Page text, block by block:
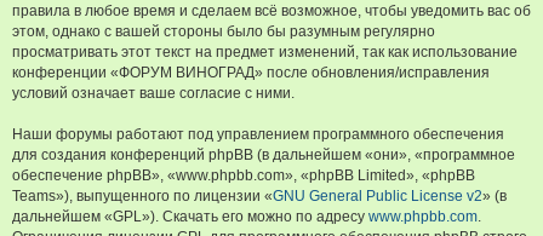
правила в любое время и сделаем всё возможное, чтобы уведомить вас об
этом, однако с вашей стороны было бы разумным регулярно
просматривать этот текст на предмет изменений, так как использование
конференции «ФОРУМ ВИНОГРАД» после обновления/исправления
условий означает ваше согласие с ними.
Наши форумы работают под управлением программного обеспечения
для создания конференций phpBB (в дальнейшем «они», «программное
обеспечение phpBB», «www.phpbb.com», «phpBB Limited», «phpBB
Teams»), выпущенного по лицензии «GNU General Public License v2» (в
дальнейшем «GPL»). Скачать его можно по адресу www.phpbb.com.